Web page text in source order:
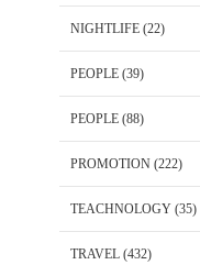
NIGHTLIFE (22)
PEOPLE (39)
PEOPLE (88)
PROMOTION (222)
TEACHNOLOGY (35)
TRAVEL (432)